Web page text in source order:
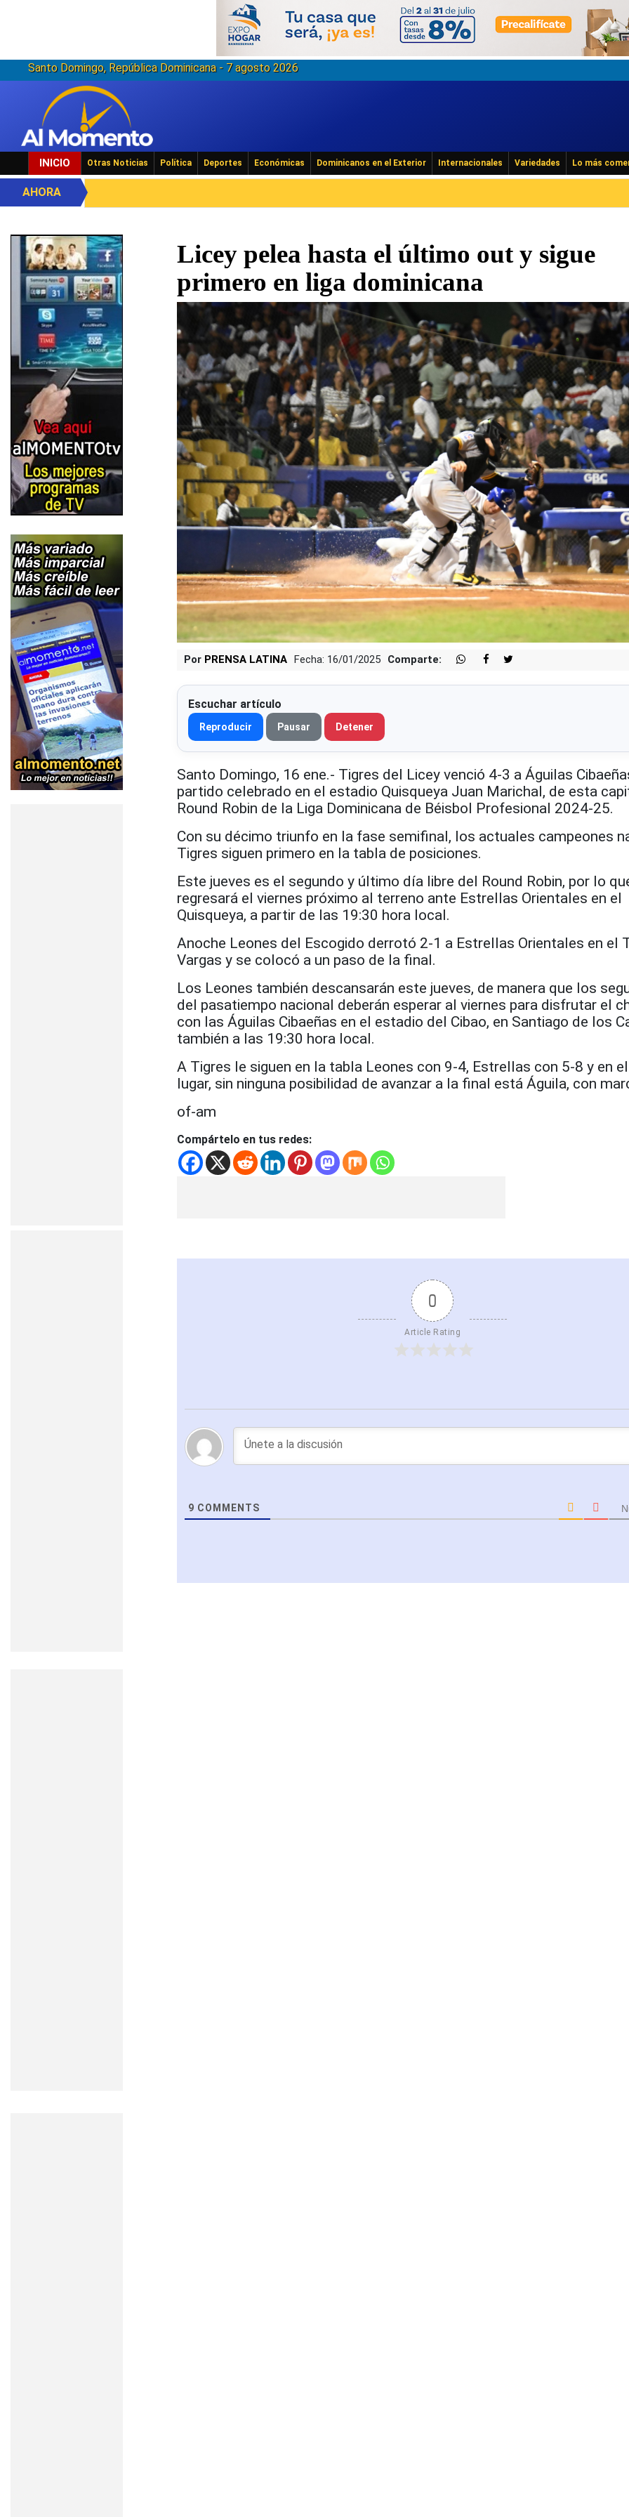
Santo Domingo, República Dominicana - 7 agosto 2026
INICIO Otras Noticias Política Deportes Económicas Dominicanos en el Exterior Internacionales Variedades Lo más
AHORA
Licey pelea hasta el último out y sigue
primero en liga dominicana
Por PRENSA LATINA Fecha: 16/01/2025 Comparte:
Escuchar artículo
Reproducir Pausar Detener
Santo Domingo, 16 ene.- Tigres del Licey venció 4-3 a Águilas
partido celebrado en el estadio Quisqueya Juan Marichal, de esta
Round Robin de la Liga Dominicana de Béisbol Profesional 2024-25.
Con su décimo triunfo en la fase semifinal, los actuales campeones
Tigres siguen primero en la tabla de posiciones.
Este jueves es el segundo y último día libre del Round Robin, por lo
regresará el viernes próximo al terreno ante Estrellas Orientales en el
Quisqueya, a partir de las 19:30 hora local.
Anoche Leones del Escogido derrotó 2-1 a Estrellas Orientales en el
Vargas y se colocó a un paso de la final.
Los Leones también descansarán este jueves, de manera que los
del pasatiempo nacional deberán esperar al viernes para disfrutar el
con las Águilas Cibaeñas en el estadio del Cibao, en Santiago de los
también a las 19:30 hora local.
A Tigres le siguen en la tabla Leones con 9-4, Estrellas con 5-8 y en
lugar, sin ninguna posibilidad de avanzar a la final está Águila, con
of-am
Compártelo en tus redes:
0
Article Rating
9 COMMENTS